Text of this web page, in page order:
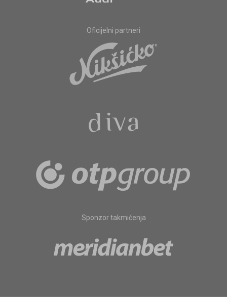
Oficijelni partneri
Sponzor takmičenja